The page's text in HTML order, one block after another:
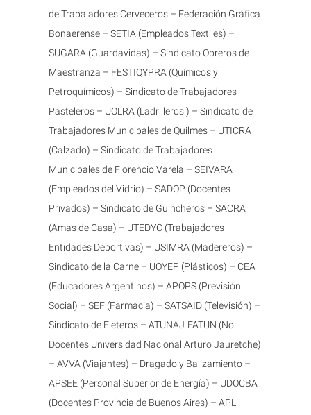
de Trabajadores Cerveceros – Federación Gráfica
Bonaerense – SETIA (Empleados Textiles) –
SUGARA (Guardavidas) – Sindicato Obreros de
Maestranza – FESTIQYPRA (Químicos y
Petroquímicos) – Sindicato de Trabajadores
Pasteleros – UOLRA (Ladrilleros ) – Sindicato de
Trabajadores Municipales de Quilmes – UTICRA
(Calzado) – Sindicato de Trabajadores
Municipales de Florencio Varela – SEIVARA
(Empleados del Vidrio) – SADOP (Docentes
Privados) – Sindicato de Guincheros – SACRA
(Amas de Casa) – UTEDYC (Trabajadores
Entidades Deportivas) – USIMRA (Madereros) –
Sindicato de la Carne – UOYEP (Plásticos) – CEA
(Educadores Argentinos) – APOPS (Previsión
Social) – SEF (Farmacia) – SATSAID (Televisión) –
Sindicato de Fleteros – ATUNAJ-FATUN (No
Docentes Universidad Nacional Arturo Jauretche)
– AVVA (Viajantes) – Dragado y Balizamiento –
APSEE (Personal Superior de Energía) – UDOCBA
(Docentes Provincia de Buenos Aires) – APL